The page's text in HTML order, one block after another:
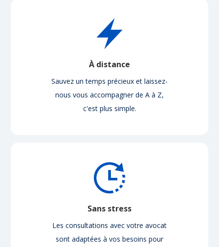
À distance
Sauvez un temps précieux et laissez-
nous vous accompagner de A à Z,
c'est plus simple.
Sans stress
Les consultations avec votre avocat
sont adaptées à vos besoins pour